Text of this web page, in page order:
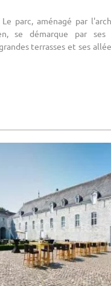
parc, aménagé par
se démarque par
terrasses et ses